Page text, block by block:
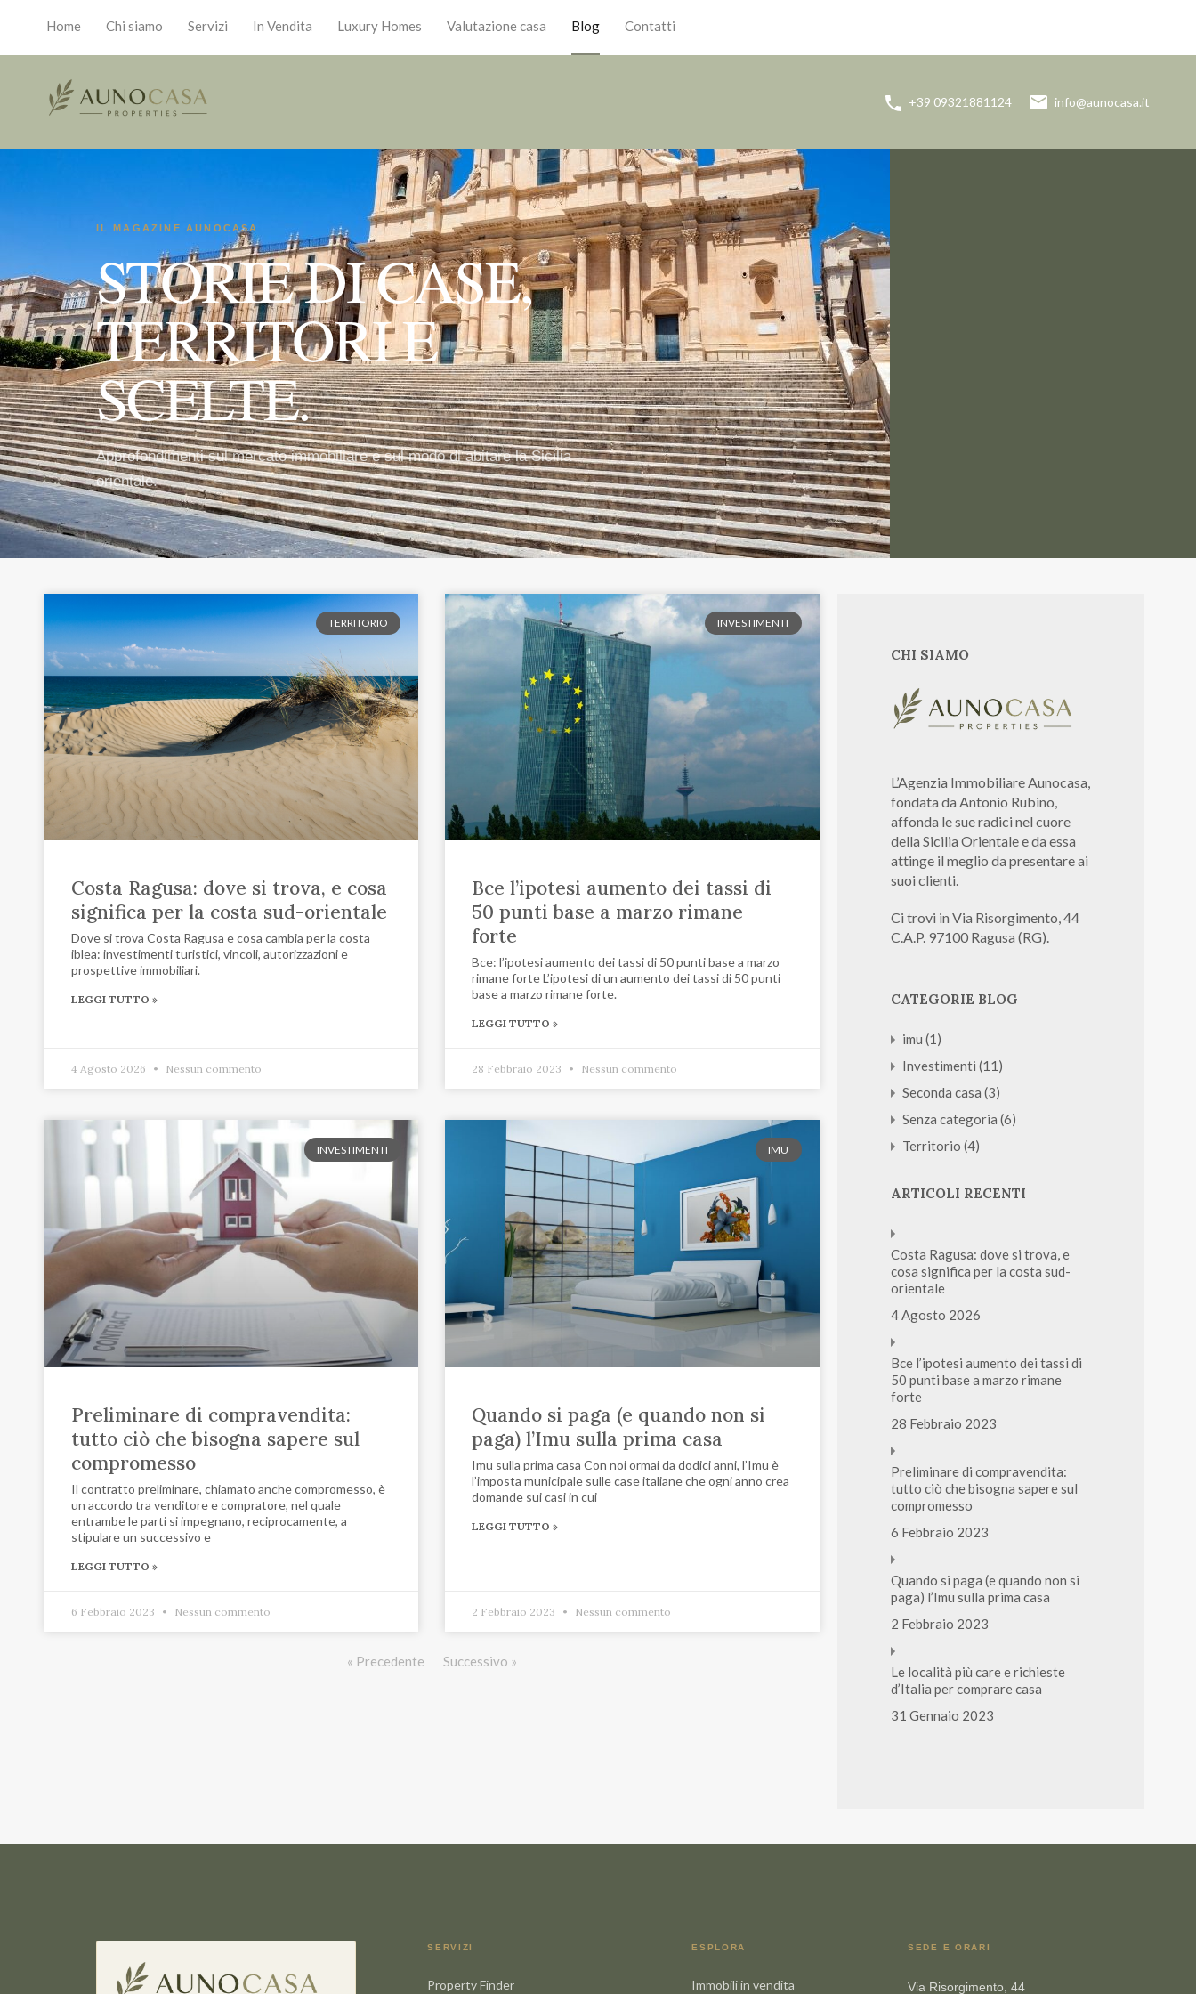
Home Chi siamo Servizi In Vendita Luxury Homes Valutazione casa Blog Contatti
+39 09321881124 info@aunocasa.it
IL MAGAZINE AUNOCASA
STORIE DI CASE,
TERRITORI E
SCELTE.
Approfondimenti sul mercato immobiliare e sul modo di abitare la Sicilia
orientale.
TERRITORIO
Costa Ragusa: dove si trova, e cosa
significa per la costa sud-orientale
Dove si trova Costa Ragusa e cosa cambia per la costa
iblea: investimenti turistici, vincoli, autorizzazioni e
prospettive immobiliari.
LEGGI TUTTO »
4 Agosto 2026 Nessun commento
INVESTIMENTI
Bce l’ipotesi aumento dei tassi di
50 punti base a marzo rimane
forte
Bce: l’ipotesi aumento dei tassi di 50 punti base a marzo
rimane forte L’ipotesi di un aumento dei tassi di 50 punti
base a marzo rimane forte.
LEGGI TUTTO »
28 Febbraio 2023 Nessun commento
INVESTIMENTI
Preliminare di compravendita:
tutto ciò che bisogna sapere sul
compromesso
Il contratto preliminare, chiamato anche compromesso, è
un accordo tra venditore e compratore, nel quale
entrambe le parti si impegnano, reciprocamente, a
stipulare un successivo e
LEGGI TUTTO »
6 Febbraio 2023 Nessun commento
IMU
Quando si paga (e quando non si
paga) l’Imu sulla prima casa
Imu sulla prima casa Con noi ormai da dodici anni, l’Imu è
l’imposta municipale sulle case italiane che ogni anno crea
domande sui casi in cui
LEGGI TUTTO »
2 Febbraio 2023 Nessun commento
« Precedente Successivo »
CHI SIAMO
L’Agenzia Immobiliare Aunocasa,
fondata da Antonio Rubino,
affonda le sue radici nel cuore
della Sicilia Orientale e da essa
attinge il meglio da presentare ai
suoi clienti.
Ci trovi in Via Risorgimento, 44
C.A.P. 97100 Ragusa (RG).
CATEGORIE BLOG
imu (1)
Investimenti (11)
Seconda casa (3)
Senza categoria (6)
Territorio (4)
ARTICOLI RECENTI
Costa Ragusa: dove si trova, e
cosa significa per la costa sud-
orientale
4 Agosto 2026
Bce l’ipotesi aumento dei tassi di
50 punti base a marzo rimane
forte
28 Febbraio 2023
Preliminare di compravendita:
tutto ciò che bisogna sapere sul
compromesso
6 Febbraio 2023
Quando si paga (e quando non si
paga) l’Imu sulla prima casa
2 Febbraio 2023
Le località più care e richieste
d’Italia per comprare casa
31 Gennaio 2023
SERVIZI
Property Finder
ESPLORA
Immobili in vendita
SEDE E ORARI
Via Risorgimento, 44